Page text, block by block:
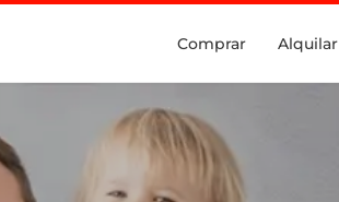
Comprar Alquilar